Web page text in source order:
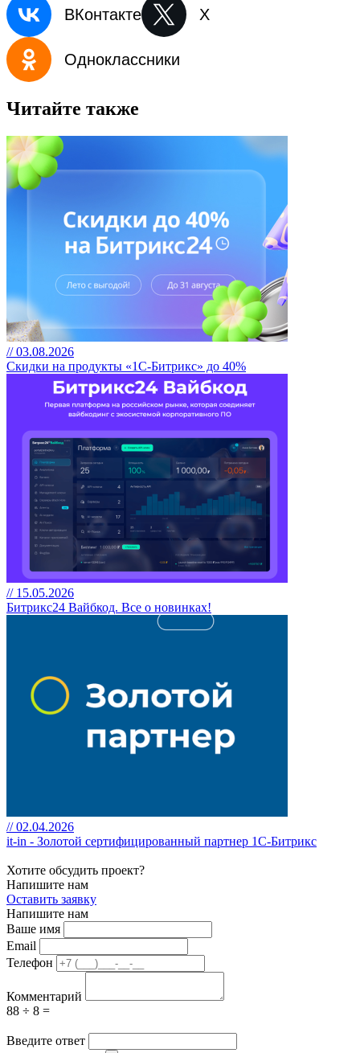
ВКонтакте X
Одноклассники
Читайте также
// 03.08.2026
Скидки на продукты «1С-Битрикс» до 40%
// 15.05.2026
Битрикс24 Вайбкод. Все о новинках!
// 02.04.2026
it-in - Золотой сертифицированный партнер 1С-Битрикс
Хотите обсудить проект?
Напишите нам
Оставить заявку
Напишите нам
Ваше имя
Email
Телефон
Комментарий
88 ÷ 8 =
Введите ответ